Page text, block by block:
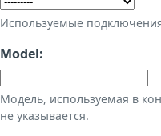
Используемые
Model:
Модель, используемая в
не указывается.